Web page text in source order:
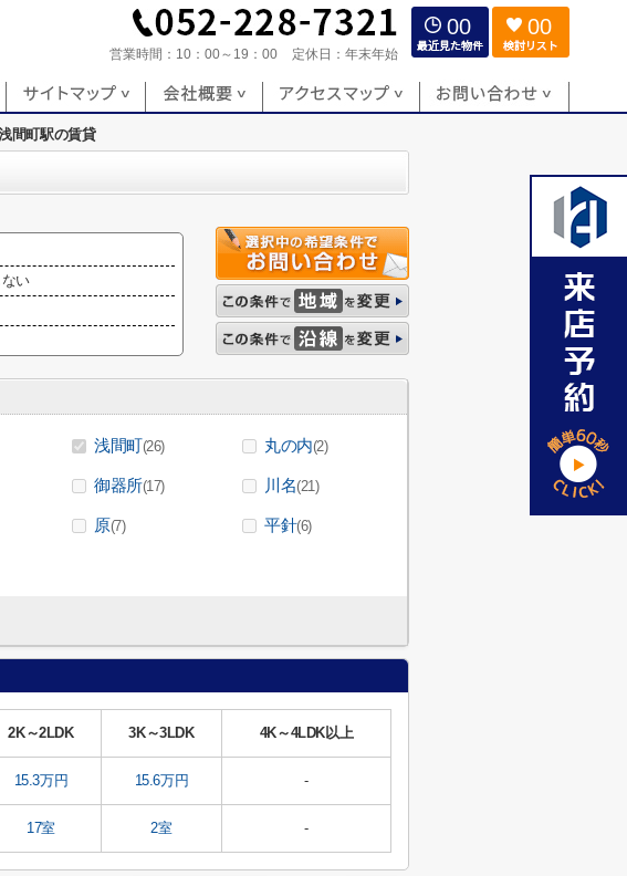
営業時間： 10：00～19：00 定休日： 年末年始
00 00
間町駅の賃貸
い
浅間町(26) 丸の内(2)
御器所(17) 川名(21)
原(7) 平針(6)
2K～2LDK 3K～3LDK 4K～4LDK以上
15.3万円 15.6万円 -
17室 2室 -